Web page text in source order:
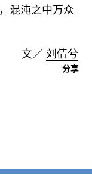
混沌之中万众
文／ 刘倩兮
分享